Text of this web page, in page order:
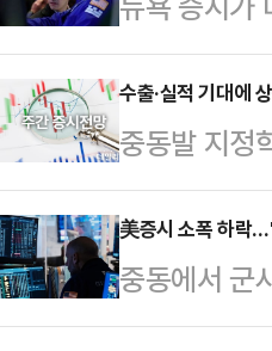
피·코스닥·
국내 상장된
지난 2024
다.운용사별
고, 미래에
톱…
이어갔다.27
스탠더드앤
(0.12%) 오
50.50포인
지수와 나스
개 대형 우
수출·실적 기대
중동발 지정
세로 전환할
5800~6700
긴장 국면에
역시 배럴당
美증시 소폭 하락
중동에서 군
면서 뉴욕증